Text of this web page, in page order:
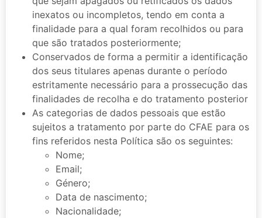
inexatos ou incompletos, tendo em conta a
finalidade para a qual foram recolhidos ou para
que são tratados posteriormente;
Conservados de forma a permitir a identificação
dos seus titulares apenas durante o período
estritamente necessário para a prossecução das
finalidades de recolha e do tratamento posterior
As categorias de dados pessoais que estão
sujeitos a tratamento por parte do CFAE para os
fins referidos nesta Política são os seguintes:
Nome;
Email;
Género;
Data de nascimento;
Nacionalidade;